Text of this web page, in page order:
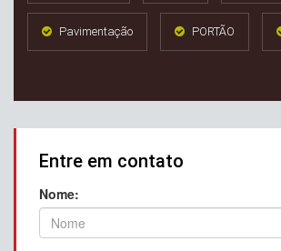
Pavimentação PORTÃO
Entre em contato
Nome: